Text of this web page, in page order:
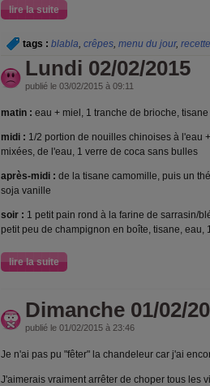
lire la suite
tags : blabla, crêpes, menu du jour, recette
Lundi 02/02/2015
publié le 03/02/2015 à 09:11
matin : eau + miel, 1 tranche de brioche,
midi : 1/2 portion de nouilles chinoises à l'eau
mixées, de l'eau, 1 verre de coca sans bulles
après-midi : de la tisane camomille, puis un
soja vanille
soir : 1 petit pain rond à la farine de sarrasin/
petit peu de champignon en boîte, tisane, eau,
lire la suite
Dimanche 01/02/
publié le 01/02/2015 à 23:46
Je n'ai pas pu "fêter" la chandeleur car j'ai
J'aimerais vraiment arrêter de choper tous les